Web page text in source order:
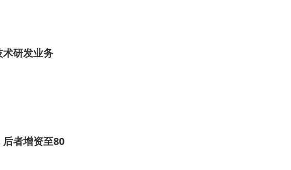
研发业务
者增资至80